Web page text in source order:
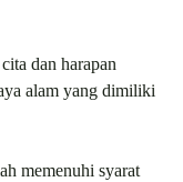
dan harapan
alam yang dimiliki
memenuhi syarat